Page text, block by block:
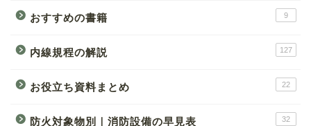
おすすめの書籍 9
内線規程の解説 127
お役立ち資料まとめ 22
防火対象物別｜消防設備の早見表 32